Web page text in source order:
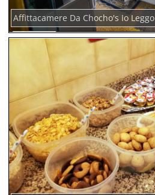
Affittacamere Da Chocho's Io Leggo